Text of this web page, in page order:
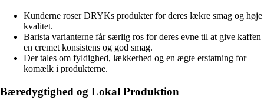
Kunderne roser DRYKs produkter for deres lækre smag og høje
kvalitet.
Barista varianterne får særlig ros for deres evne til at give kaffen
en cremet konsistens og god smag.
Der tales om fyldighed, lækkerhed og en ægte erstatning for
komælk i produkterne.
Bæredygtighed og Lokal Produktion